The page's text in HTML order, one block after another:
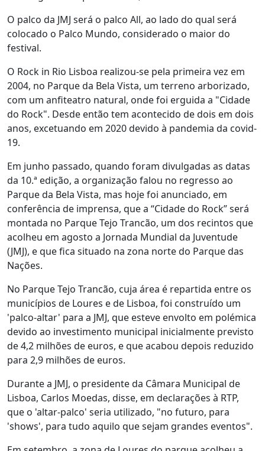
O palco da JMJ será o palco All, ao lado do qual será
colocado o Palco Mundo, considerado o maior do
festival.
O Rock in Rio Lisboa realizou-se pela primeira vez em
2004, no Parque da Bela Vista, um terreno arborizado,
com um anfiteatro natural, onde foi erguida a "Cidade
do Rock". Desde então tem acontecido de dois em dois
anos, excetuando em 2020 devido à pandemia da covid-
19.
Em junho passado, quando foram divulgadas as datas
da 10.ª edição, a organização falou no regresso ao
Parque da Bela Vista, mas hoje foi anunciado, em
conferência de imprensa, que a “Cidade do Rock” será
montada no Parque Tejo Trancão, um dos recintos que
acolheu em agosto a Jornada Mundial da Juventude
(JMJ), e que fica situado na zona norte do Parque das
Nações.
No Parque Tejo Trancão, cuja área é repartida entre os
municípios de Loures e de Lisboa, foi construído um
'palco-altar' para a JMJ, que esteve envolto em polémica
devido ao investimento municipal inicialmente previsto
de 4,2 milhões de euros, e que acabou depois reduzido
para 2,9 milhões de euros.
Durante a JMJ, o presidente da Câmara Municipal de
Lisboa, Carlos Moedas, disse, em declarações à RTP,
que o 'altar-palco' seria utilizado, "no futuro, para
'shows', para tudo aquilo que sejam grandes eventos".